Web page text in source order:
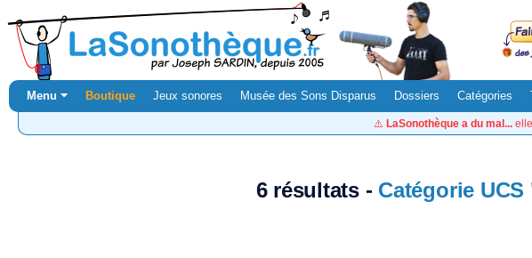
Menu ⏷ Boutique Jeux sonores Musée des Sons Disparus Dossiers Catégories
⚠️ LaSonothèque a du mal...
6 résultats - Catégorie UCS